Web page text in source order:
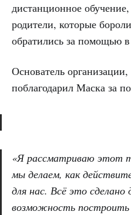
дистанционное
родители, которые
обратились за помощью
Основатель
поблагодарил Маска за
«Я рассматриваю этот
мы делаем, как
для нас. Всё это
возможность